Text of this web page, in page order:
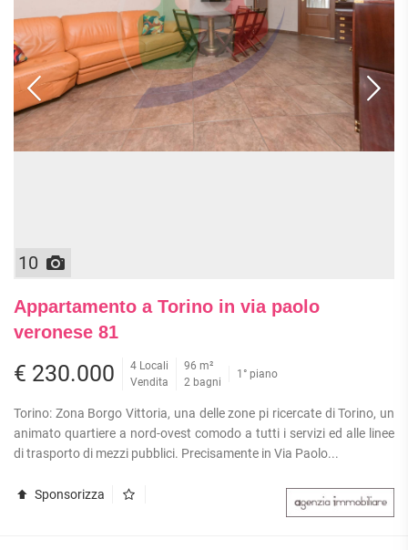
10
Appartamento a Torino in via paolo
veronese 81
€ 230.000
4 Locali
Vendita
96 m²
2 bagni
1° piano
Torino: Zona Borgo Vittoria, una delle zone pi ricercate di Torino, un
animato quartiere a nord-ovest comodo a tutti i servizi ed alle linee
di trasporto di mezzi pubblici. Precisamente in Via Paolo...
Sponsorizza